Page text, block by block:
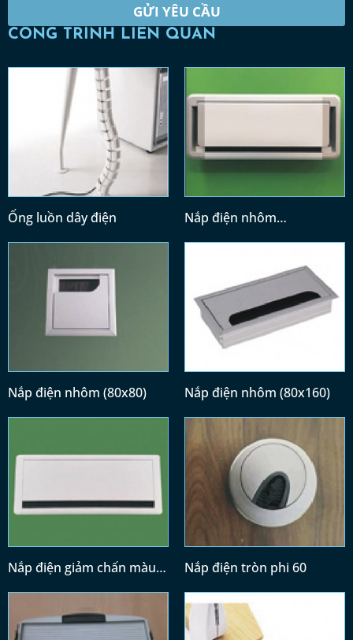
GỬI YÊU CẦU
CÔNG TRÌNH LIÊN QUAN
Ống luồn dây điện
Nắp điện nhôm
Nắp điện nhôm (80x80) Nắp điện nhôm (80x160)
Nắp điện giảm chấn màu
Nắp điện tròn phi 60